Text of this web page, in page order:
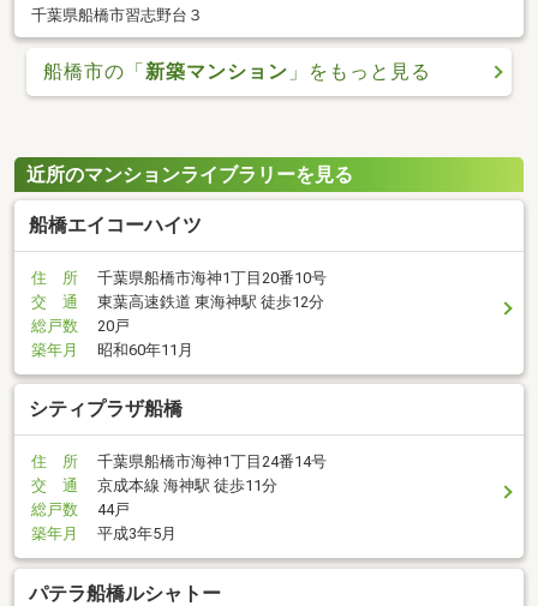
千葉県船橋市習志野台３
船橋市の「新築マンション 」をもっと見る
近所のマンションライブラリーを見る
船橋エイコーハイツ
住 所
千葉県船橋市海神1丁目20番10号
交 通
東葉高速鉄道 東海神駅 徒歩12分
総戸数
20戸
築年月
昭和60年11月
シティプラザ船橋
住 所
千葉県船橋市海神1丁目24番14号
交 通
京成本線 海神駅 徒歩11分
総戸数
44戸
築年月
平成3年5月
パテラ船橋ルシャトー